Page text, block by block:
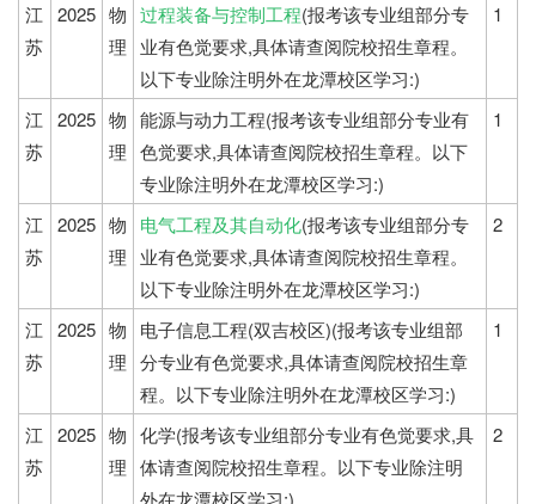
江
苏
2025 物
理
过程装备与控制工程(报考该专业组部分专
业有色觉要求,具体请查阅院校招生章程。
以下专业除注明外在龙潭校区学习:)
1
江
苏
2025 物
理
能源与动力工程(报考该专业组部分专业有
色觉要求,具体请查阅院校招生章程。以下
专业除注明外在龙潭校区学习:)
1
江
苏
2025 物
理
电气工程及其自动化(报考该专业组部分专
业有色觉要求,具体请查阅院校招生章程。
以下专业除注明外在龙潭校区学习:)
2
江
苏
2025 物
理
电子信息工程(双吉校区)(报考该专业组部
分专业有色觉要求,具体请查阅院校招生章
程。以下专业除注明外在龙潭校区学习:)
1
江
苏
2025 物
理
化学(报考该专业组部分专业有色觉要求,具
体请查阅院校招生章程。以下专业除注明
2